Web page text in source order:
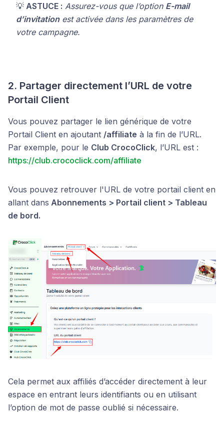
💡 ASTUCE : Assurez-vous que l’option E-mail
d’invitationest activée dans les paramètres de
votre campagne.
2. Partager directement l’URL de votre
Portail Client
Vous pouvez partager le lien générique de votre
Portail Client en ajoutant /affiliate à la fin de l’URL.
Par exemple, pour le Club CrocoClick, l’URL est :
https://club.crococlick.com/affiliate
Vous pouvez retrouver l'URL de votre portail client en
allant dans Abonnements > Portail client > Tableau
de bord.
Cela permet aux affiliés d’accéder directement à leur
espace en entrant leurs identifiants ou en utilisant
l’option de mot de passe oublié si nécessaire.